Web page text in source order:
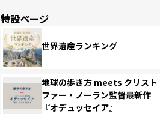
特設ページ
世界遺産ランキング
地球の歩き方 meets クリスト
ファー・ノーラン監督最新作
『オデュッセイア』